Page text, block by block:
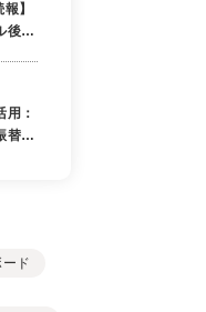
ら
】
後の
用：
替機
ド